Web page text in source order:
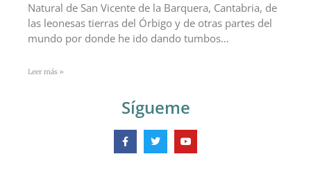
Natural de San Vicente de la Barquera, Cantabria, de
las leonesas tierras del Órbigo y de otras partes del
mundo por donde he ido dando tumbos…
Leer más »
Sígueme